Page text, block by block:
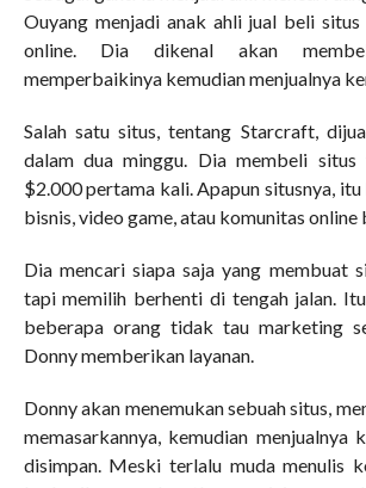
Ouyang menjadi anak ahli jual beli
online. Dia dikenal akan
memperbaikinya kemudian menjualnya
Salah satu situs, tentang Starcraft,
dalam dua minggu. Dia membeli situs
$2.000 pertama kali. Apapun situsnya,
bisnis, video game, atau komunitas
Dia mencari siapa saja yang membuat
tapi memilih berhenti di tengah jalan.
beberapa orang tidak tau marketing
Donny memberikan layanan.
Donny akan menemukan sebuah situs,
memasarkannya, kemudian
disimpan. Meski terlalu muda menulis